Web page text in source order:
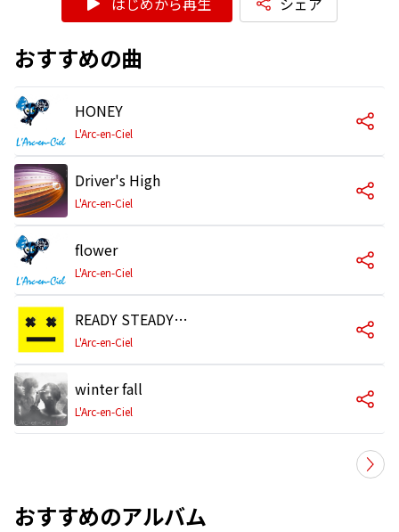
おすすめの曲
HONEY
L'Arc-en-Ciel
Driver's High
L'Arc-en-Ciel
flower
L'Arc-en-Ciel
READY STEADY GO
L'Arc-en-Ciel
winter fall
L'Arc-en-Ciel
おすすめのアルバム